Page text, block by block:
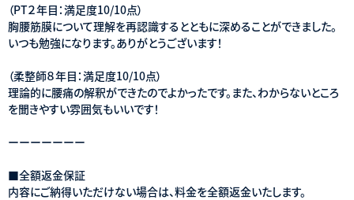
（PT２年目：満足度10/10点）
胸腰筋膜について理解を再認識するとともに深めることができました。
いつも勉強になります。ありがとうございます！
（柔整師８年目：満足度10/10点）
理論的に腰痛の解釈ができたのでよかったです。また、わからないところ
を聞きやすい雰囲気もいいです！
ーーーーーーー
■全額返金保証
内容にご納得いただけない場合は、料金を全額返金いたします。